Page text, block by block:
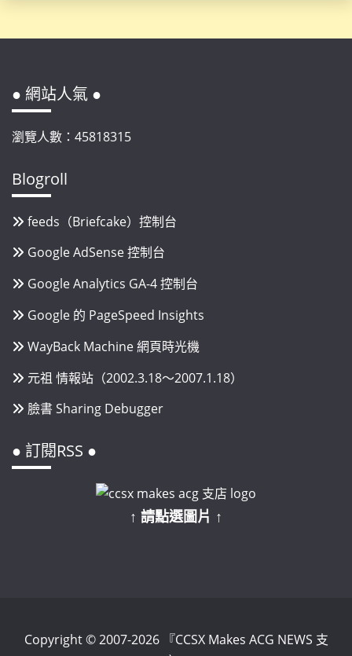
● 網站人氣 ●
瀏覽人數：45818315
Blogroll
feeds（Briefcake）控制台
Google AdSense 控制台
Google Analytics GA-4 控制台
Google 的 PageSpeed Insights
WayBack Machine 網頁時光機
元祖 情報站（2002.3.18～2007.1.18）
臉書 Sharing Debugger
● 訂閱RSS ●
↑ 請點選圖片 ↑
Copyright © 2007-2026 『CCSX Makes ACG NEWS 支